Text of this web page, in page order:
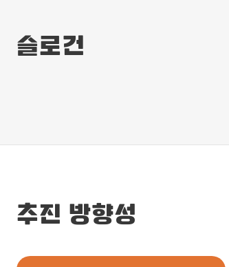
슬로건
추진 방향성